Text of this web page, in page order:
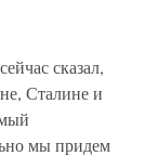
сказал,
Сталине и
мы придем